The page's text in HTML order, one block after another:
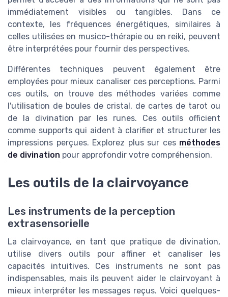
immédiatement visibles ou tangibles. Dans ce
contexte, les fréquences énergétiques, similaires à
celles utilisées en musico-thérapie ou en reiki, peuvent
être interprétées pour fournir des perspectives.
Différentes techniques peuvent également être
employées pour mieux canaliser ces perceptions. Parmi
ces outils, on trouve des méthodes variées comme
l'utilisation de boules de cristal, de cartes de tarot ou
de la divination par les runes. Ces outils officient
comme supports qui aident à clarifier et structurer les
impressions perçues. Explorez plus sur ces méthodes
de divination pour approfondir votre compréhension.
Les outils de la clairvoyance
Les instruments de la perception
extrasensorielle
La clairvoyance, en tant que pratique de divination,
utilise divers outils pour affiner et canaliser les
capacités intuitives. Ces instruments ne sont pas
indispensables, mais ils peuvent aider le clairvoyant à
mieux interpréter les messages reçus. Voici quelques-